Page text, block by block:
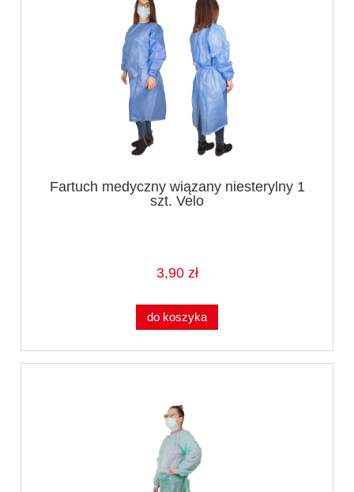
Fartuch medyczny wiązany niesterylny 1
szt. Velo
3,90 zł
do koszyka